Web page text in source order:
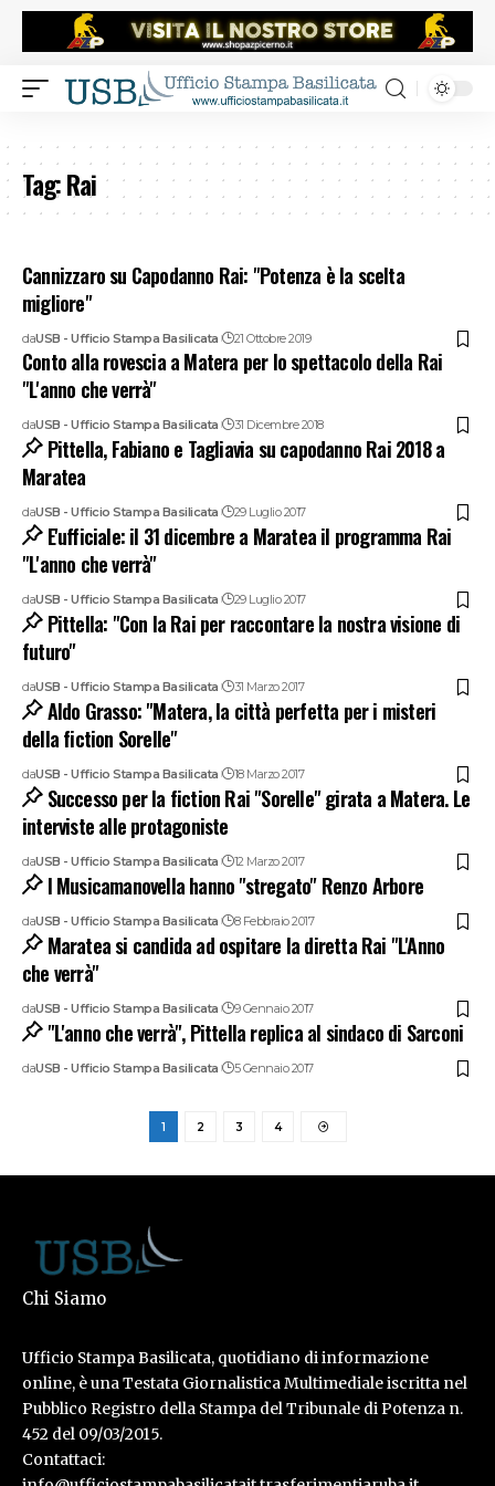
Tag:Rai
Cannizzaro su Capodanno Rai: "Potenza è la scelta
migliore"
daUSB - Ufficio Stampa Basilicata 21 Ottobre 2019
Conto alla rovescia a Matera per lo spettacolo della Rai
"L'anno che verrà"
daUSB - Ufficio Stampa Basilicata 31 Dicembre 2018
Pittella, Fabiano e Tagliavia su capodanno Rai 2018 a
Maratea
daUSB - Ufficio Stampa Basilicata 29 Luglio 2017
E'ufficiale: il 31 dicembre a Maratea il programma Rai
"L'anno che verrà"
daUSB - Ufficio Stampa Basilicata 29 Luglio 2017
Pittella: "Con la Rai per raccontare la nostra visione di
futuro"
daUSB - Ufficio Stampa Basilicata 31 Marzo 2017
Aldo Grasso: "Matera, la città perfetta per i misteri
della fiction Sorelle"
daUSB - Ufficio Stampa Basilicata 18 Marzo 2017
Successo per la fiction Rai "Sorelle" girata a Matera. Le
interviste alle protagoniste
daUSB - Ufficio Stampa Basilicata 12 Marzo 2017
I Musicamanovella hanno "stregato" Renzo Arbore
daUSB - Ufficio Stampa Basilicata 8 Febbraio 2017
Maratea si candida ad ospitare la diretta Rai "L'Anno
che verrà"
daUSB - Ufficio Stampa Basilicata 9 Gennaio 2017
"L'anno che verrà", Pittella replica al sindaco di Sarconi
daUSB - Ufficio Stampa Basilicata 5 Gennaio 2017
1 2 3 4
Chi Siamo
Ufficio Stampa Basilicata, quotidiano di informazione
online, è una Testata Giornalistica Multimediale iscritta nel
Pubblico Registro della Stampa del Tribunale di Potenza n.
452 del 09/03/2015.
Contattaci: